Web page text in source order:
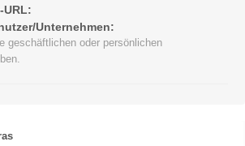
URL:
Unternehmen:
geschäftlichen oder persönlichen